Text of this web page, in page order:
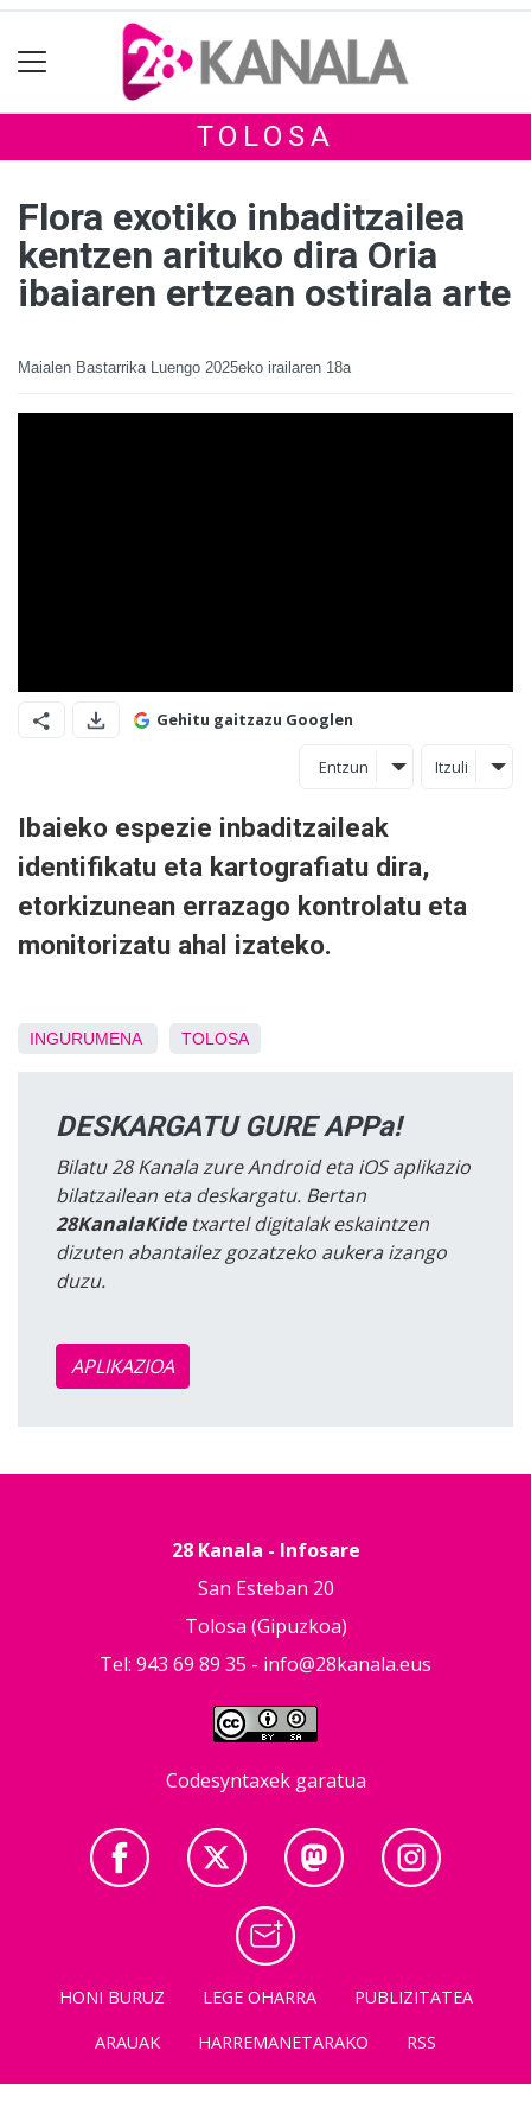
TOLOSA
Flora exotiko inbaditzailea
kentzen arituko dira Oria
ibaiaren ertzean ostirala arte
Maialen Bastarrika Luengo 2025eko irailaren 18a
Gehitu gaitzazu Googlen
Entzun Itzuli
Ibaieko espezie inbaditzaileak
identifikatu eta kartografiatu dira,
etorkizunean errazago kontrolatu eta
monitorizatu ahal izateko.
INGURUMENA TOLOSA
DESKARGATU GURE APPa!
Bilatu 28 Kanala zure Android eta iOS aplikazio
bilatzailean eta deskargatu. Bertan
28KanalaKidetxartel digitalak eskaintzen
dizuten abantailez gozatzeko aukera izango
duzu.
APLIKAZIOA
28 Kanala - Infosare
San Esteban 20
Tolosa (Gipuzkoa)
Tel: 943 69 89 35 - info@28kanala.eus
Codesyntaxek garatua
HONI BURUZ LEGE OHARRA
PUBLIZITATEA
ARAUAK
HARREMANETARAKO RSS